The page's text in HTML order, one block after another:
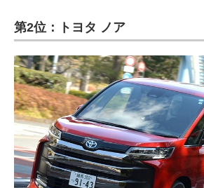
製造業のIT導入・活用を支援
モノづくり技術者専門サイト
エレクトロニクス専門サイト
電子設計の基本と応用
エネルギーの専門メディア
第2位：トヨタ ノア